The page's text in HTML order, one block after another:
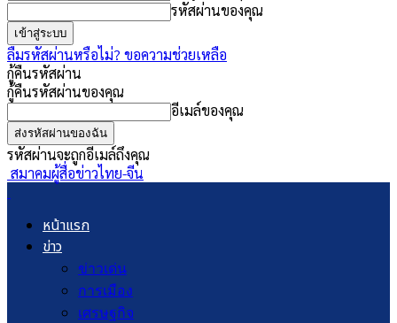
รหัสผ่านของคุณ
ลืมรหัสผ่านหรือไม่? ขอความช่วยเหลือ
กู้คืนรหัสผ่าน
กู้คืนรหัสผ่านของคุณ
อีเมล์ของคุณ
รหัสผ่านจะถูกอีเมล์ถึงคุณ
สมาคมผู้สื่อข่าวไทย-จีน
หน้าแรก
ข่าว
ข่าวเด่น
การเมือง
เศรษฐกิจ